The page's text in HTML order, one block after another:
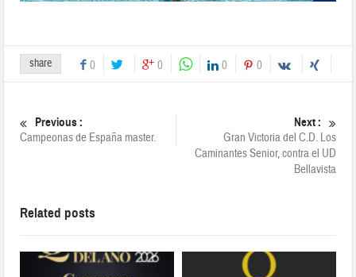
share 0 0 0 0
Previous :
Campeonas de España master.
Next :
Gran Victoria del C.D. Los
Caminantes Senior, contra el UD
Bellavista
Related posts